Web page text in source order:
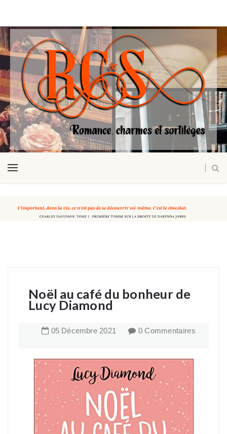
Noël au café du bonheur de
Lucy Diamond
05 Décembre 2021 0 Commentaires